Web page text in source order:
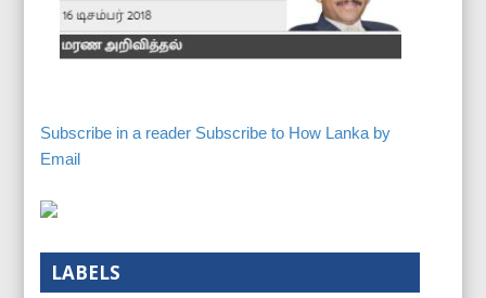
Subscribe in a reader Subscribe to How Lanka by
Email
LABELS